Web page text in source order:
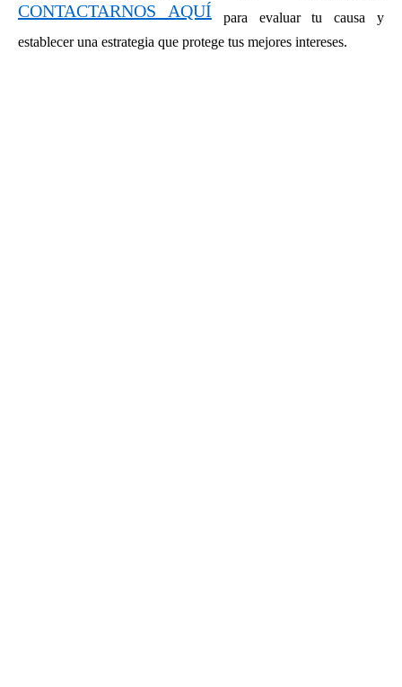
CONTACTARNOS AQUÍpara evaluar tu causa y
establecer una estrategia que protege tus mejores intereses.